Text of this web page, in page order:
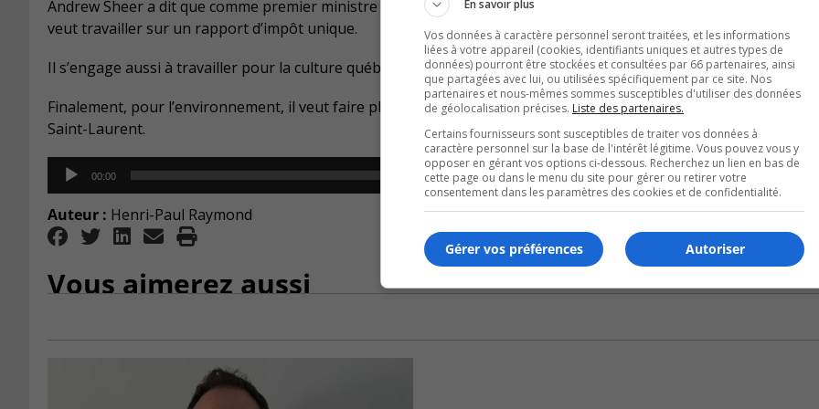
Andrew Sheer a dit que comme premier ministre il n’interviendra pas sur la Loi 21 sur la laïcité de l’État au
veut travailler sur un rapport d’impôt unique.
Il s’engage aussi à travailler pour la culture québécoise et à supporter le volet économique d’ici pour créer de
Finalement, pour l’environnement, il veut faire plus, dont s’attaquer aux déversements d’eau souillées dans le
Saint-Laurent.
Audio
Player
00:00 00:00
to
or
Auteur : Henri-Paul Raymond
Vous aimerez aussi
En savoir plus
Vos données à caractère personnel seront traitées, et les informations
liées à votre appareil (cookies, identifiants uniques et autres types de
données) pourront être stockées et consultées par 66 partenaires, ainsi
que partagées avec lui, ou utilisées spécifiquement par ce site. Nos
partenaires et nous-mêmes sommes susceptibles d'utiliser des données
de géolocalisation précises. Liste des partenaires.
Certains fournisseurs sont susceptibles de traiter vos données à
caractère personnel sur la base de l'intérêt légitime. Vous pouvez vous y
opposer en gérant vos options ci-dessous. Recherchez un lien en bas de
cette page ou dans le menu du site pour gérer ou retirer votre
consentement dans les paramètres des cookies et de confidentialité.
Autoriser
Gérer vos préférences